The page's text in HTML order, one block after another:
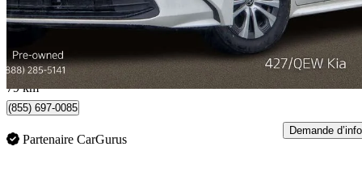
29 588 $ Affaire
519 $/mois env.
Etobicoke, ON
79 km
(855) 697-0085
Partenaire CarGurus
Demande d’info